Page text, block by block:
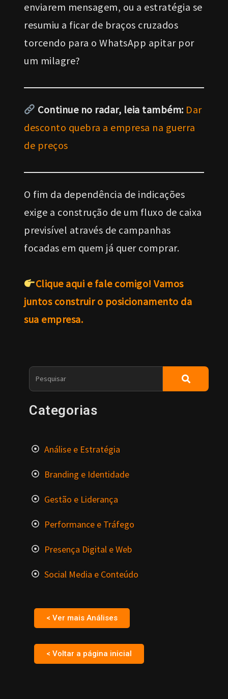
enviarem mensagem, ou a estratégia se
resumiu a ficar de braços cruzados
torcendo para o WhatsApp apitar por
um milagre?
Continue no radar, leia também: Dar
desconto quebra a empresa na guerra
de preços
O fim da dependência de indicações
exige a construção de um fluxo de caixa
previsível através de campanhas
focadas em quem já quer comprar.
Clique aqui e fale comigo! Vamos
juntos construir o posicionamento da
sua empresa.
Categorias
Análise e Estratégia
Branding e Identidade
Gestão e Liderança
Performance e Tráfego
Presença Digital e Web
Social Media e Conteúdo
< Ver mais Análises
< Voltar a página inicial